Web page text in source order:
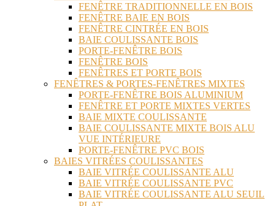
FENÊTRE TRADITIONNELLE EN BOIS
FENÊTRE BAIE EN BOIS
FENÊTRE CINTRÉE EN BOIS
BAIE COULISSANTE BOIS
PORTE-FENÊTRE BOIS
FENÊTRE BOIS
FENÊTRES ET PORTE BOIS
FENÊTRES & PORTES-FENÊTRES MIXTES
PORTE-FENÊTRE BOIS ALUMINIUM
FENÊTRE ET PORTE MIXTES VERTES
BAIE MIXTE COULISSANTE
BAIE COULISSANTE MIXTE BOIS ALU
VUE INTÉRIEURE
PORTE-FENÊTRE PVC BOIS
BAIES VITRÉES COULISSANTES
BAIE VITRÉE COULISSANTE ALU
BAIE VITRÉE COULISSANTE PVC
BAIE VITRÉE COULISSANTE ALU SEUIL